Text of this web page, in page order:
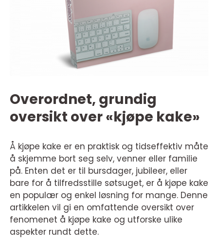
Overordnet, grundig
oversikt over «kjøpe kake»
Å kjøpe kake er en praktisk og tidseffektiv måte
å skjemme bort seg selv, venner eller familie
på. Enten det er til bursdager, jubileer, eller
bare for å tilfredsstille søtsuget, er å kjøpe kake
en populær og enkel løsning for mange. Denne
artikkelen vil gi en omfattende oversikt over
fenomenet å kjøpe kake og utforske ulike
aspekter rundt dette.